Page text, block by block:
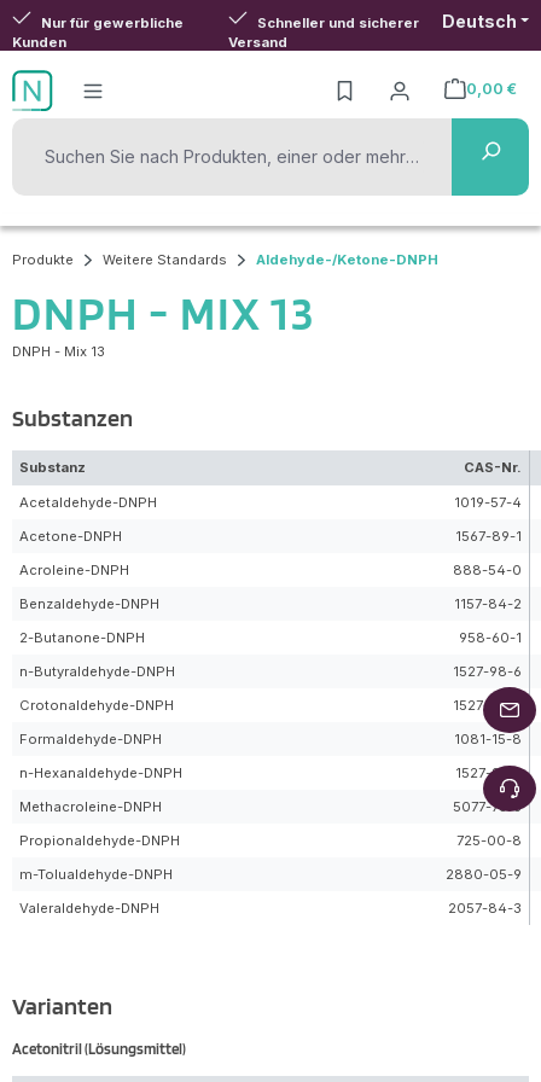
Zum Hauptinhalt springen
Nur für gewerbliche
Kunden
Schneller und sicherer
Versand
Deutsch
0,00 €
Warenkorb
Produkte Weitere Standards Aldehyde-/Ketone-DNPH
DNPH - MIX 13
DNPH - Mix 13
Substanzen
Substanz CAS-Nr.
Acetaldehyde-DNPH
1019-57-4
Acetone-DNPH
1567-89-1
Acroleine-DNPH
888-54-0
Benzaldehyde-DNPH
1157-84-2
2-Butanone-DNPH
958-60-1
n-Butyraldehyde-DNPH
1527-98-6
Crotonaldehyde-DNPH
1527-96-4
Formaldehyde-DNPH
1081-15-8
n-Hexanaldehyde-DNPH
1527-97-5
Methacroleine-DNPH
5077-73-6
Propionaldehyde-DNPH
725-00-8
m-Tolualdehyde-DNPH
2880-05-9
Valeraldehyde-DNPH
2057-84-3
Varianten
Acetonitril (Lösungsmittel)